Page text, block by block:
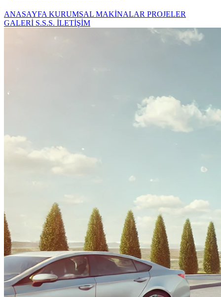
ANASAYFA KURUMSAL MAKİNALAR PROJELER
GALERİ S.S.S. İLETİŞİM